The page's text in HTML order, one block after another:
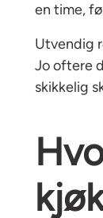
en time,
Utvendig
Jo oftere
skikkelig